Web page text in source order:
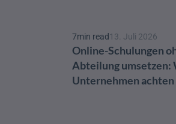
7min read13. Juli 2026
Online-Schulungen
Abteilung umsetzen:
Unternehmen